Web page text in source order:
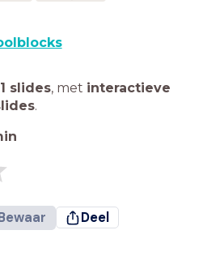
slides, met interactieve
.
Deel